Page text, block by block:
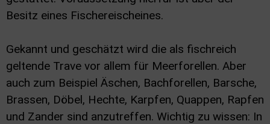
Besitz eines Fischereischeines.
Gekannt und geschätzt wird die als fischreich
geltende Trave vor allem für Meerforellen. Aber
auch zum Beispiel Äschen, Bachforellen, Barsche,
Brassen, Döbel, Hechte, Karpfen, Quappen, Rapfen
und Zander sind anzutreffen. Wichtig zu wissen: In